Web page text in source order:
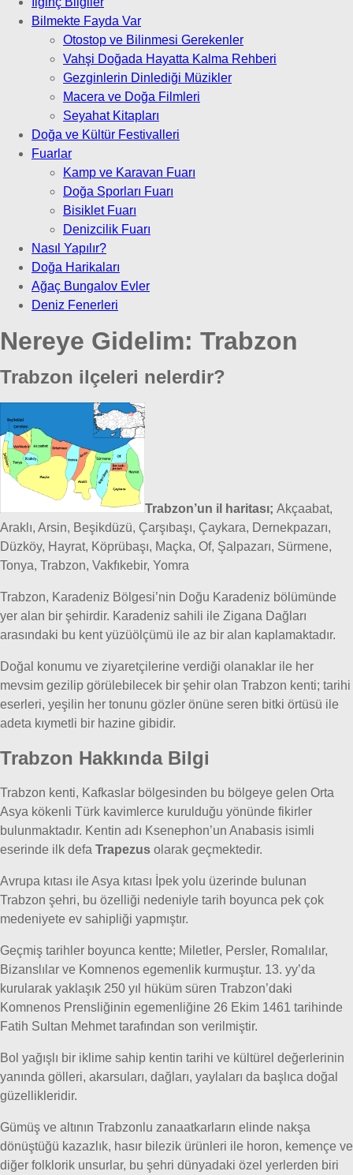
Bilmekte Fayda Var
Otostop ve Bilinmesi Gerekenler
Vahşi Doğada Hayatta Kalma Rehberi
Gezginlerin Dinlediği Müzikler
Macera ve Doğa Filmleri
Seyahat Kitapları
Doğa ve Kültür Festivalleri
Fuarlar
Kamp ve Karavan Fuarı
Doğa Sporları Fuarı
Bisiklet Fuarı
Denizcilik Fuarı
Nasıl Yapılır?
Doğa Harikaları
Ağaç Bungalov Evler
Deniz Fenerleri
Nereye Gidelim: Trabzon
Trabzon ilçeleri nelerdir?
Trabzon’un il haritası; Akçaabat,
Araklı, Arsin, Beşikdüzü, Çarşıbaşı, Çaykara, Dernekpazarı,
Düzköy, Hayrat, Köprübaşı, Maçka, Of, Şalpazarı, Sürmene,
Tonya, Trabzon, Vakfıkebir, Yomra
Trabzon, Karadeniz Bölgesi’nin Doğu Karadeniz bölümünde
yer alan bir şehirdir. Karadeniz sahili ile Zigana Dağları
arasındaki bu kent yüzüölçümü ile az bir alan kaplamaktadır.
Doğal konumu ve ziyaretçilerine verdiği olanaklar ile her
mevsim gezilip görülebilecek bir şehir olan Trabzon kenti; tarihi
eserleri, yeşilin her tonunu gözler önüne seren bitki örtüsü ile
adeta kıymetli bir hazine gibidir.
Trabzon Hakkında Bilgi
Trabzon kenti, Kafkaslar bölgesinden bu bölgeye gelen Orta
Asya kökenli Türk kavimlerce kurulduğu yönünde fikirler
bulunmaktadır. Kentin adı Ksenephon’un Anabasis isimli
eserinde ilk defa Trapezus olarak geçmektedir.
Avrupa kıtası ile Asya kıtası İpek yolu üzerinde bulunan
Trabzon şehri, bu özelliği nedeniyle tarih boyunca pek çok
medeniyete ev sahipliği yapmıştır.
Geçmiş tarihler boyunca kentte; Miletler, Persler, Romalılar,
Bizanslılar ve Komnenos egemenlik kurmuştur. 13. yy’da
kurularak yaklaşık 250 yıl hüküm süren Trabzon’daki
Komnenos Prensliğinin egemenliğine 26 Ekim 1461 tarihinde
Fatih Sultan Mehmet tarafından son verilmiştir.
Bol yağışlı bir iklime sahip kentin tarihi ve kültürel değerlerinin
yanında gölleri, akarsuları, dağları, yaylaları da başlıca doğal
güzellikleridir.
Gümüş ve altının Trabzonlu zanaatkarların elinde nakşa
dönüştüğü kazazlık, hasır bilezik ürünleri ile horon, kemençe ve
diğer folklorik unsurlar, bu şehri dünyadaki özel yerlerden biri